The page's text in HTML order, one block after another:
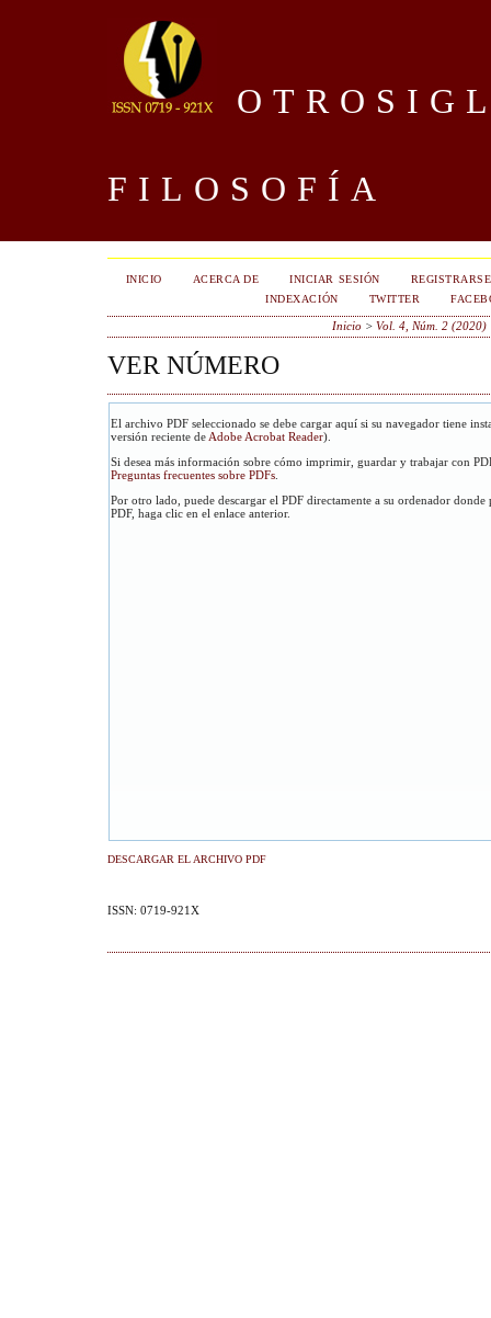
FILOSOFÍA
INICIO ACERCA DE INICIAR SESIÓN
REGISTRARSE
INDEXACIÓN
TWITTER
Inicio> Vol. 4, Núm. 2 (2020)
VER NÚMERO
El archivo PDF seleccionado se debe cargar aquí si su navegador tiene
versión reciente de Adobe Acrobat Reader).
Si desea más información sobre cómo imprimir, guardar y trabajar con
Preguntas frecuentes sobre PDFs
Por otro lado, puede descargar el PDF directamente a su ordenador
PDF, haga clic en el enlace anterior.
DESCARGAR EL ARCHIVO PDF
ISSN: 0719-921X